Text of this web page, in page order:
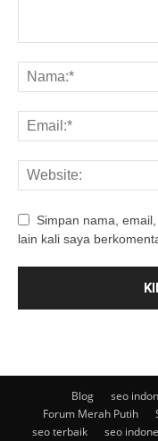
Simpan nama,
lain kali saya
Blog seo
Forum Merah Putih
seo terbaik
seo